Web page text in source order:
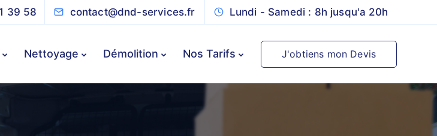
39 58 contact@dnd-services.fr Lundi - Samedi : 8h jusqu'a 20h
Nettoyage Démolition Nos Tarifs J'obtiens mon Devis